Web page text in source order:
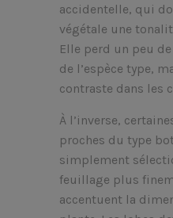
accidentelle, qui
végétale une
Elle perd un peu
de l’espèce type,
contraste dans les
À l’inverse,
proches du type
simplement
feuillage plus
accentuent la